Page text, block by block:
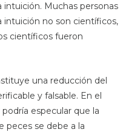
intuición. Muchas personas
intuición no son científicos,
científicos fueron
una reducción del
y falsable. En el
especular que la
peces se debe a la